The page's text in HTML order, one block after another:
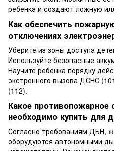
ребенка и создают ложную
Как обеспечить
отключениях
Уберите из зоны доступа
Используйте безопасные
Научите ребенка порядку
экстренного вызова ДСНС
(112).
Какое противопожарное
необходимо купить для
Согласно требованиям ДБН,
оборудуются автономными